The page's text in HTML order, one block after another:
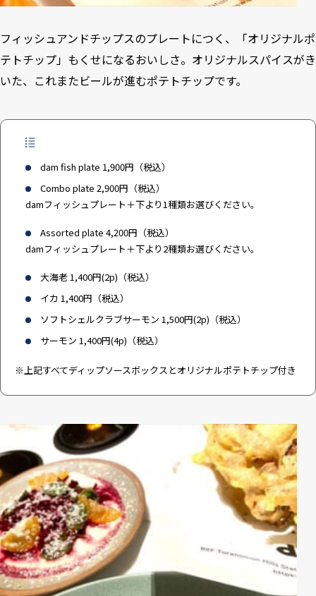
フィッシュアンドチップスのプレートにつく、「オリジナルポ
テトチップ」もくせになるおいしさ。オリジナルスパイスがき
いた、これまたビールが進むポテトチップです。
dam fish plate 1,900円（税込）
Combo plate 2,900円（税込）
damフィッシュプレート＋下より1種類お選びください。
Assorted plate 4,200円（税込）
damフィッシュプレート＋下より2種類お選びください。
大海老 1,400円(2p)（税込）
イカ 1,400円（税込）
ソフトシェルクラブサーモン 1,500円(2p)（税込）
サーモン 1,400円(4p)（税込）
※上記すべてディップソースボックスとオリジナルポテトチップ付き